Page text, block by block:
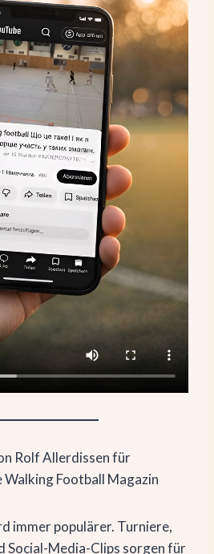
Rolf Allerdissen für
Walking Football Magazin
immer populärer. Turniere,
Social-Media-Clips sorgen für